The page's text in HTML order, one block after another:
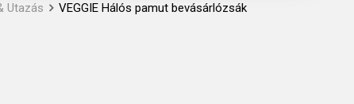
Utazás VEGGIE Hálós pamut bevásárlózsák